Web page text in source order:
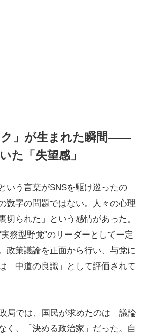
ク」が生まれた瞬間――
た「失望感」
いう言葉がSNSを駆け巡ったの
数字の問題ではない。人々の心理
切られた」という感情があった。
務型野党”のリーダーとして一定
政策議論を正面から行い、与党に
「中道の良識」として評価されて
局では、国民が求めたのは「議論
く、「決める政治家」だった。自